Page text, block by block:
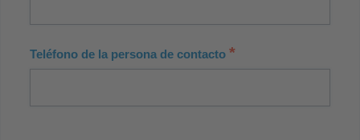
Teléfono de la persona de contacto *